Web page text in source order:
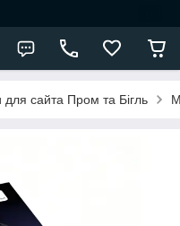
для сайта Пром та Бігль